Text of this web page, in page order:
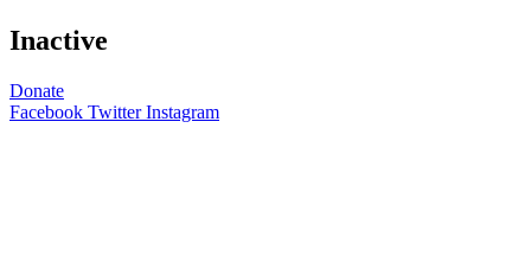
Inactive
Donate
Facebook Twitter Instagram